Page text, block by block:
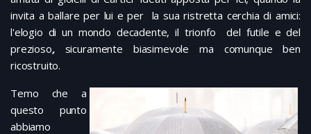
invita a ballare per lui e per la sua ristretta cerchia di amici:
l'elogio di un mondo decadente, il trionfo del futile e del
prezioso, sicuramente biasimevole ma comunque ben
ricostruito.
Temo che a
questo punto
abbiamo